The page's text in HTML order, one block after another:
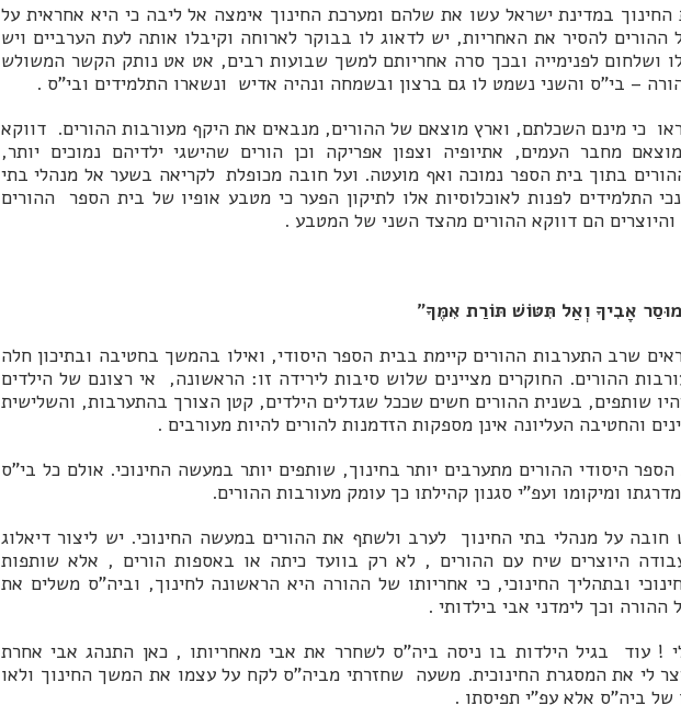
במדינת ישראל עשו את שלהם ומערכת החינוך אימצה אל ליבה כי היא אחראית על
ההורים להסיר את האחריות, יש לדאוג לו בבוקר לארוחה וקיבלו אותה לעת הערביים ויש
ושלחום לפנימייה ובכך סרה אחריותם למשך שבועות רבים, אט אט נותק הקשר המשולש
– בי"ס והשני נשמט לו גם ברצון ובשמחה ונהיה אדיש ונשארו התלמידים ובי"ס .
כי מינם השכלתם, וארץ מוצאם של ההורים, מנבאים את היקף מעורבות ההורים. דווקא
מחבר העמים, אתיופיה וצפון אפריקה וכן הורים שהישגי ילדיהם נמוכים יותר,
בתוך בית הספר נמוכה ואף מועטה. ועל חובה מכופלת לקריאה בשער אל מנהלי בתי
התלמידים לפנות לאוכלוסיות אלו לתיקון הפער כי מטבע אופיו של בית הספר ההורים
הם דווקא ההורים מהצד השני של המטבע .
אָבִיךָ וְאַל תִּטּוֹשׁ תּוֹרַת אִמֶּךָ"
שרב התערבות ההורים קיימת בבית הספר היסודי, ואילו בהמשך בחטיבה ובתיכון חלה
ההורים. החוקרים מציינים שלוש סיבות לירידה זו: הראשונה, אי רצונם של הילדים
שותפים, בשנית ההורים חשים שככל שגדלים הילדים, קטן הצורך בהתערבות, והשלישית
והחטיבה העליונה אינן מספקות הזדמנות להורים להיות מעורבים .
היסודי ההורים מתערבים יותר בחינוך, שותפים יותר במעשה החינוכי. אולם כל בי"ס
ומיקומו ועפ"י סגנון קהילתו כך עומק מעורבות ההורים.
חובה על מנהלי בתי החינוך לערב ולשתף את ההורים במעשה החינוכי. יש ליצור דיאלוג
היוצרים שיח עם ההורים , לא רק בוועד כיתה או באספות הורים , אלא שותפות
ובתהליך החינוכי, כי אחריותו של ההורה היא הראשונה לחינוך, וביה"ס משלים את
וכך לימדני אבי בילדותי .
! עוד בגיל הילדות בו ניסה ביה"ס לשחרר את אבי מאחריותו , כאן התנהג אבי אחרת
לי את המסגרת החינוכית. משעה שחזרתי מביה"ס לקח על עצמו את המשך החינוך ולאו
של ביה"ס אלא עפ"י תפיסתו .